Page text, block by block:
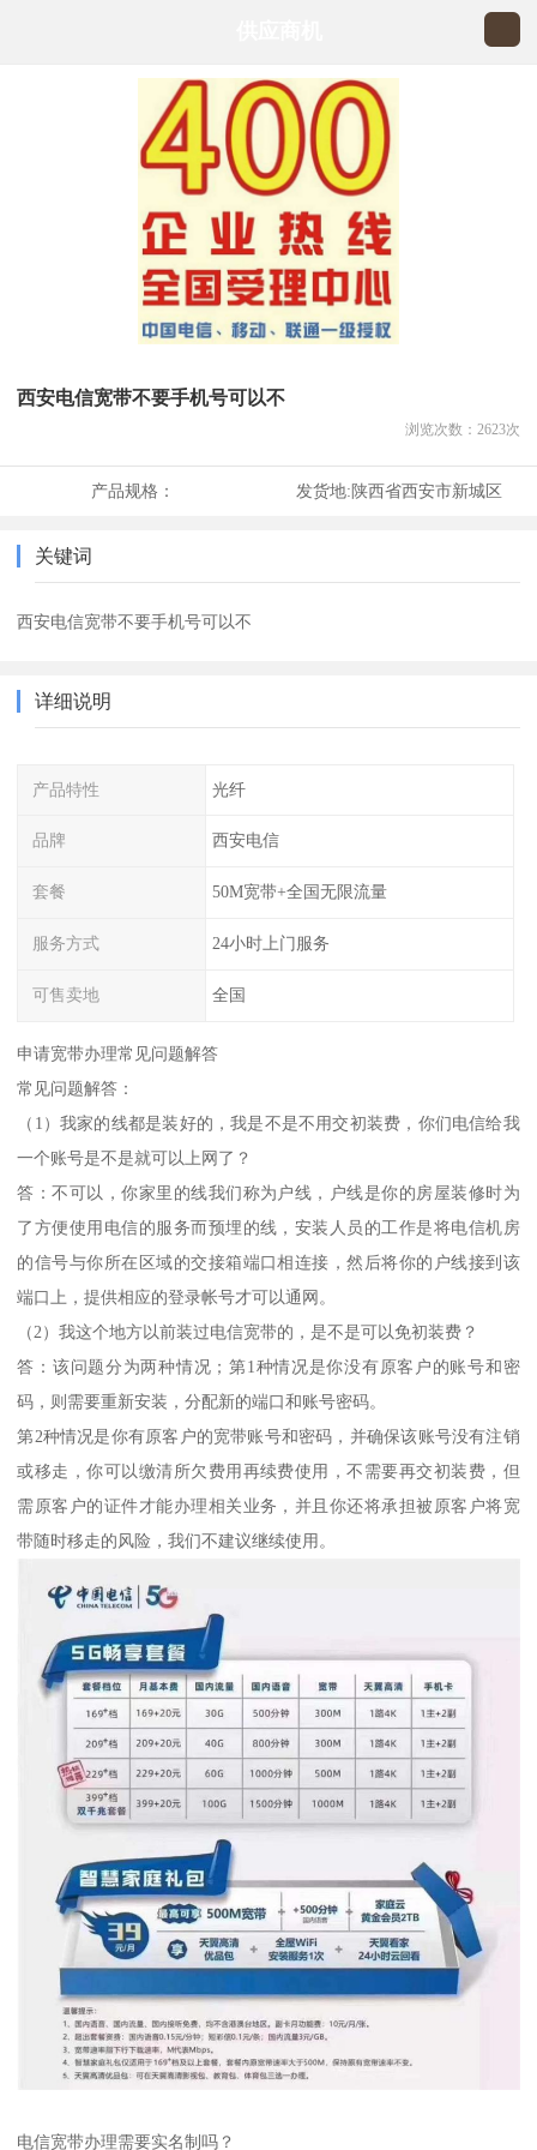
西安电信宽带不要手机号可以不
浏览次数： 2623次
产品规格： 发货地:陕西省西安市新城区
关键词
西安电信宽带不要手机号可以不
详细说明
产品特性 光纤
品牌 西安电信
套餐 50M宽带+全国无限流量
服务方式 24小时上门服务
可售卖地 全国
申请宽带办理常见问题解答
常见问题解答：
（1）我家的线都是装好的，我是不是不用交初装费，你们电信给我
一个账号是不是就可以上网了？
答：不可以，你家里的线我们称为户线，户线是你的房屋装修时为
了方便使用电信的服务而预埋的线，安装人员的工作是将电信机房
的信号与你所在区域的交接箱端口相连接，然后将你的户线接到该
端口上，提供相应的登录帐号才可以通网。
（2）我这个地方以前装过电信宽带的，是不是可以免初装费？
答：该问题分为两种情况；第1种情况是你没有原客户的账号和密
码，则需要重新安装，分配新的端口和账号密码。
第2种情况是你有原客户的宽带账号和密码，并确保该账号没有注销
或移走，你可以缴清所欠费用再续费使用，不需要再交初装费，但
需原客户的证件才能办理相关业务，并且你还将承担被原客户将宽
带随时移走的风险，我们不建议继续使用。
电信宽带办理需要实名制吗？